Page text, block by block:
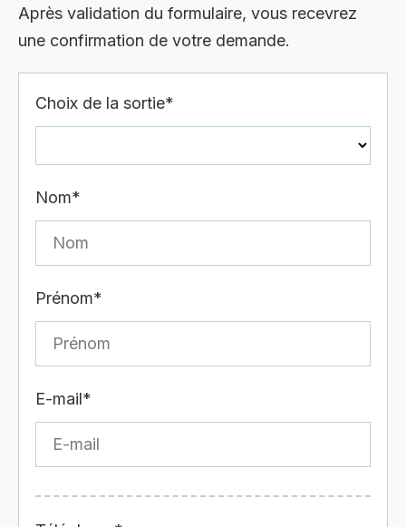
Après validation du formulaire, vous recevrez
une confirmation de votre demande.
Choix de la sortie*
Nom*
Prénom*
E-mail*